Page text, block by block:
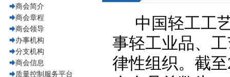
商会简介
商会章程
商会领导
办事机构
分支机构
商会信息
质量控制服务平台
中国轻工工
事轻工业品、
律性组织。截至